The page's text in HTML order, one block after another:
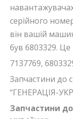
серійного
він вашій
був 6803329. Це
7137769,
Запчастини до
“ГЕНЕРАЦІЯ-
Запчастини до